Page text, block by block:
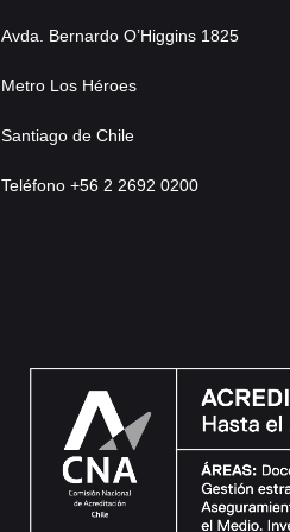
Avda. Bernardo O’Higgins 1825
Metro Los Héroes
Santiago de Chile
Teléfono +56 2 2692 0200